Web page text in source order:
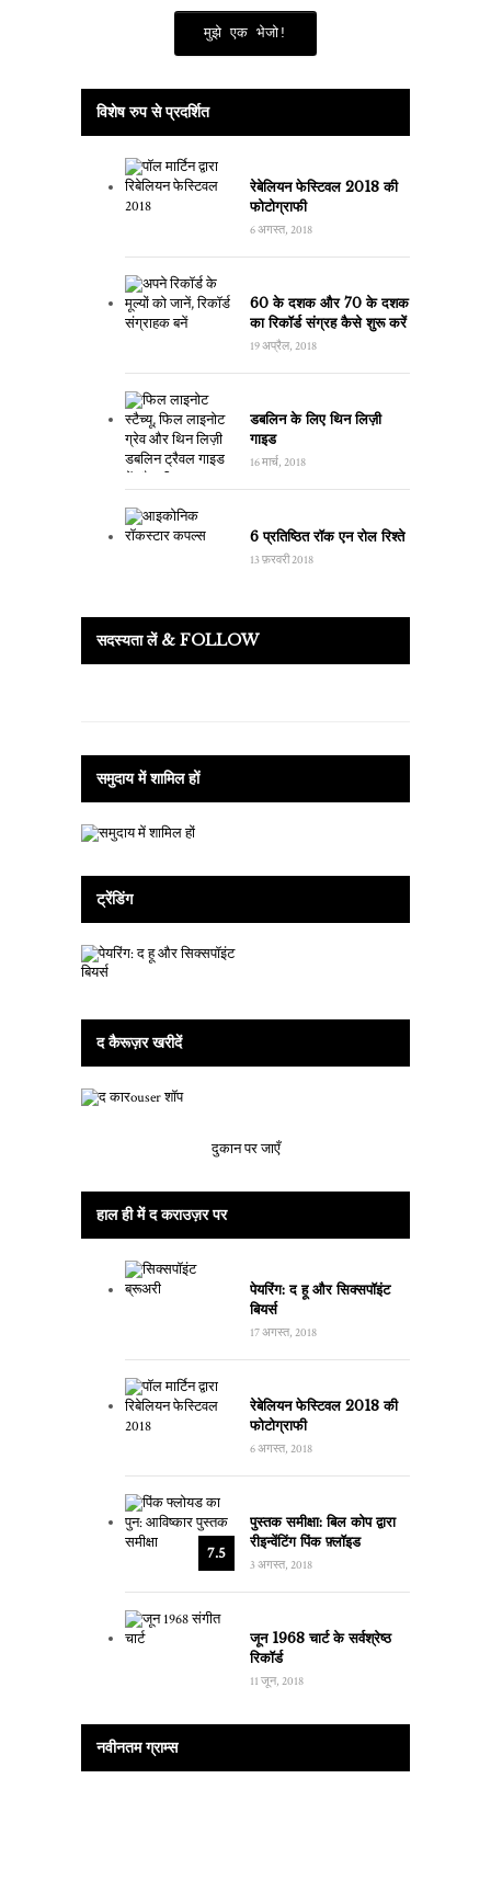
मुझे एक भेजो!
विशेष रुप से प्रदर्शित
रेबेलियन फेस्टिवल 2018 की
फोटोग्राफी
6 अगस्त, 2018
60 के दशक और 70 के दशक
का रिकॉर्ड संग्रह कैसे शुरू करें
19 अप्रैल, 2018
डबलिन के लिए थिन लिज़ी
गाइड
16 मार्च, 2018
6 प्रतिष्ठित रॉक एन रोल रिश्ते
13 फ़रवरी 2018
सदस्यता लें & FOLLOW
समुदाय में शामिल हों
ट्रेंडिंग
द कैरूज़र खरीदें
दुकान पर जाएँ
हाल ही में द कराउज़र पर
पेयरिंग: द हू और सिक्सपॉइंट
बियर्स
17 अगस्त, 2018
रेबेलियन फेस्टिवल 2018 की
फोटोग्राफी
6 अगस्त, 2018
7.5
पुस्तक समीक्षा: बिल कोप द्वारा
रीइन्वेंटिंग पिंक फ़्लॉइड
3 अगस्त, 2018
जून 1968 चार्ट के सर्वश्रेष्ठ
रिकॉर्ड
11 जून, 2018
नवीनतम ग्राम्स